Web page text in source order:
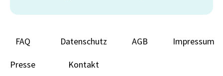
FAQ Datenschutz AGB Impressum
Presse Kontakt